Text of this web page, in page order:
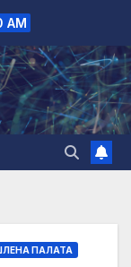
AM
ПАЛАТА